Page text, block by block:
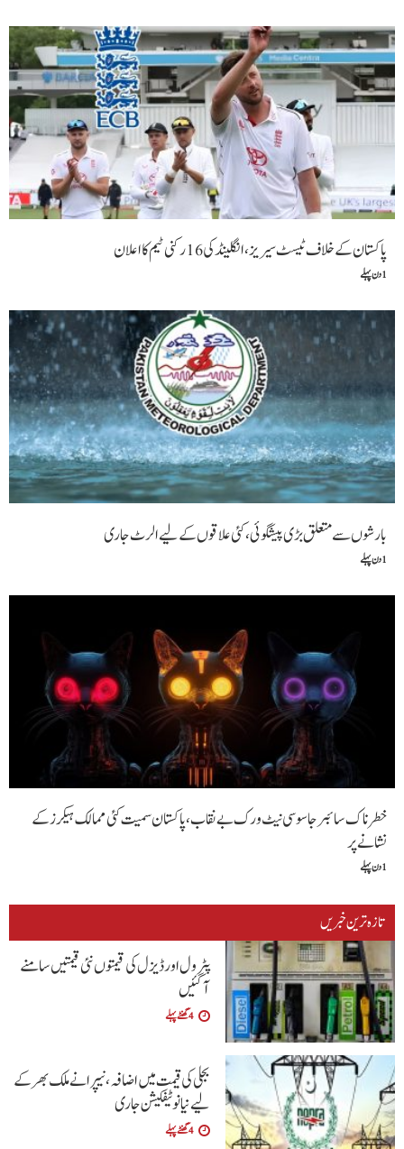
پاکستان کے خلاف ٹیسٹ سیریز، انگلینڈ کی 16 رکنی ٹیم کا اعلان
1 دن پہلے
بارشوں سے متعلق بڑی پیشگوئی، کئی علاقوں کے لیے الرٹ جاری
1 دن پہلے
خطرناک سائبر جاسوسی نیٹ ورک بے نقاب، پاکستان سمیت کئی ممالک ہیکرز کے
نشانے پر
1 دن پہلے
تازہ ترین خبریں
پٹرول اور ڈیزل کی قیمتوں نئی قیمتیں سامنے
آگئیں
4 گھنٹے پہلے
بجلی کی قیمت میں اضافہ، نیپرا نے ملک بھر کے
لیے نیا نوٹیفکیشن جاری
4 گھنٹے پہلے